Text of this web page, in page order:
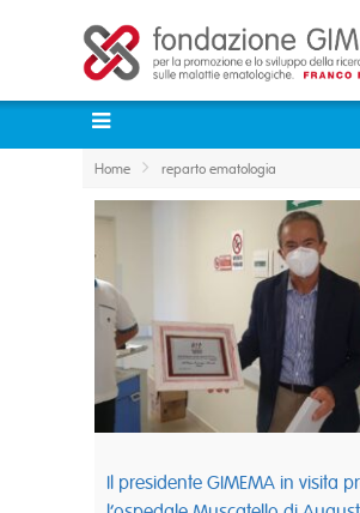
Home reparto ematologia
Il presidente GIMEMA in visita